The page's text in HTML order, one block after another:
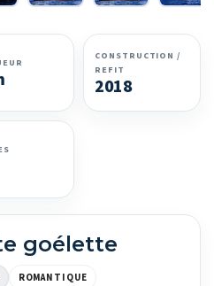
CONSTRUCTION /
REFIT
2018
goélette
ROMANTIQUE